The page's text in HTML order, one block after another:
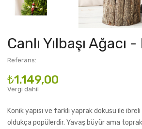
Canlı Yılbaşı Ağacı -
Referans:
₺1.149,00
Vergi dahil
Konik yapısı ve farklı yaprak dokusu ile
oldukça popülerdir. Yavaş büyür ama